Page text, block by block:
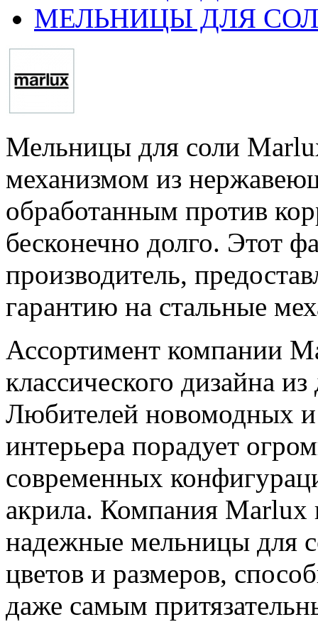
МЕЛЬНИЦЫ ДЛЯ
Мельницы для соли
механизмом из
обработанным против
бесконечно долго. Этот
производитель,
гарантию на стальные
Ассортимент компании
классического дизайна
Любителей новомодных
интерьера порадует
современных
акрила. Компания Marlux
надежные мельницы для
цветов и размеров,
даже самым